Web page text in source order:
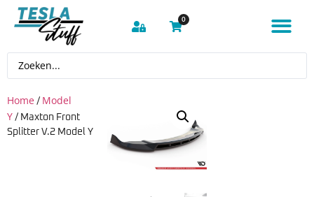
0
Home / Model
Y / Maxton Front
Splitter V.2 Model Y